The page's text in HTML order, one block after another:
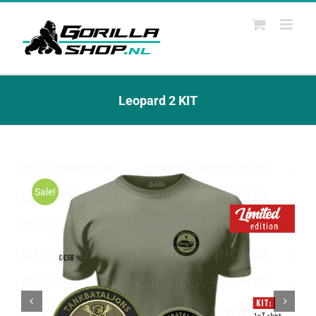
Ga
Leopard 2 KIT
Sale!
 